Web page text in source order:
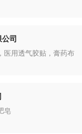
司
医用透气胶贴，膏药布
皂